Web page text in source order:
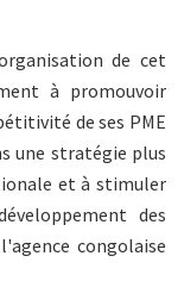
de cet
à promouvoir
de ses PME
une stratégie plus
et à stimuler
des
congolaise